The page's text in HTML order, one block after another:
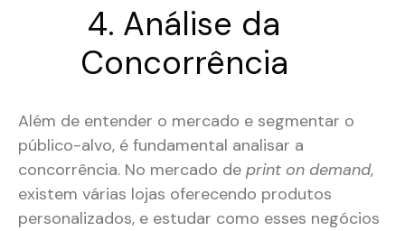
4. Análise da
Concorrência
Além de entender o mercado e segmentar o
público-alvo, é fundamental analisar a
concorrência. No mercado de print on demand,
existem várias lojas oferecendo produtos
personalizados, e estudar como esses negócios